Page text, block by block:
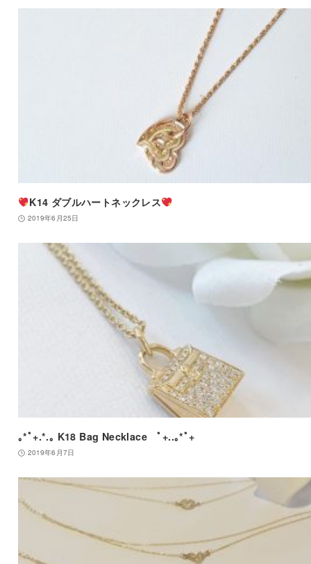
K14 ダブルハートネックレス
2019年6月25日
｡*ﾟ+.*.｡ K18 Bag Necklace ﾟ+..｡*ﾟ+
2019年6月7日